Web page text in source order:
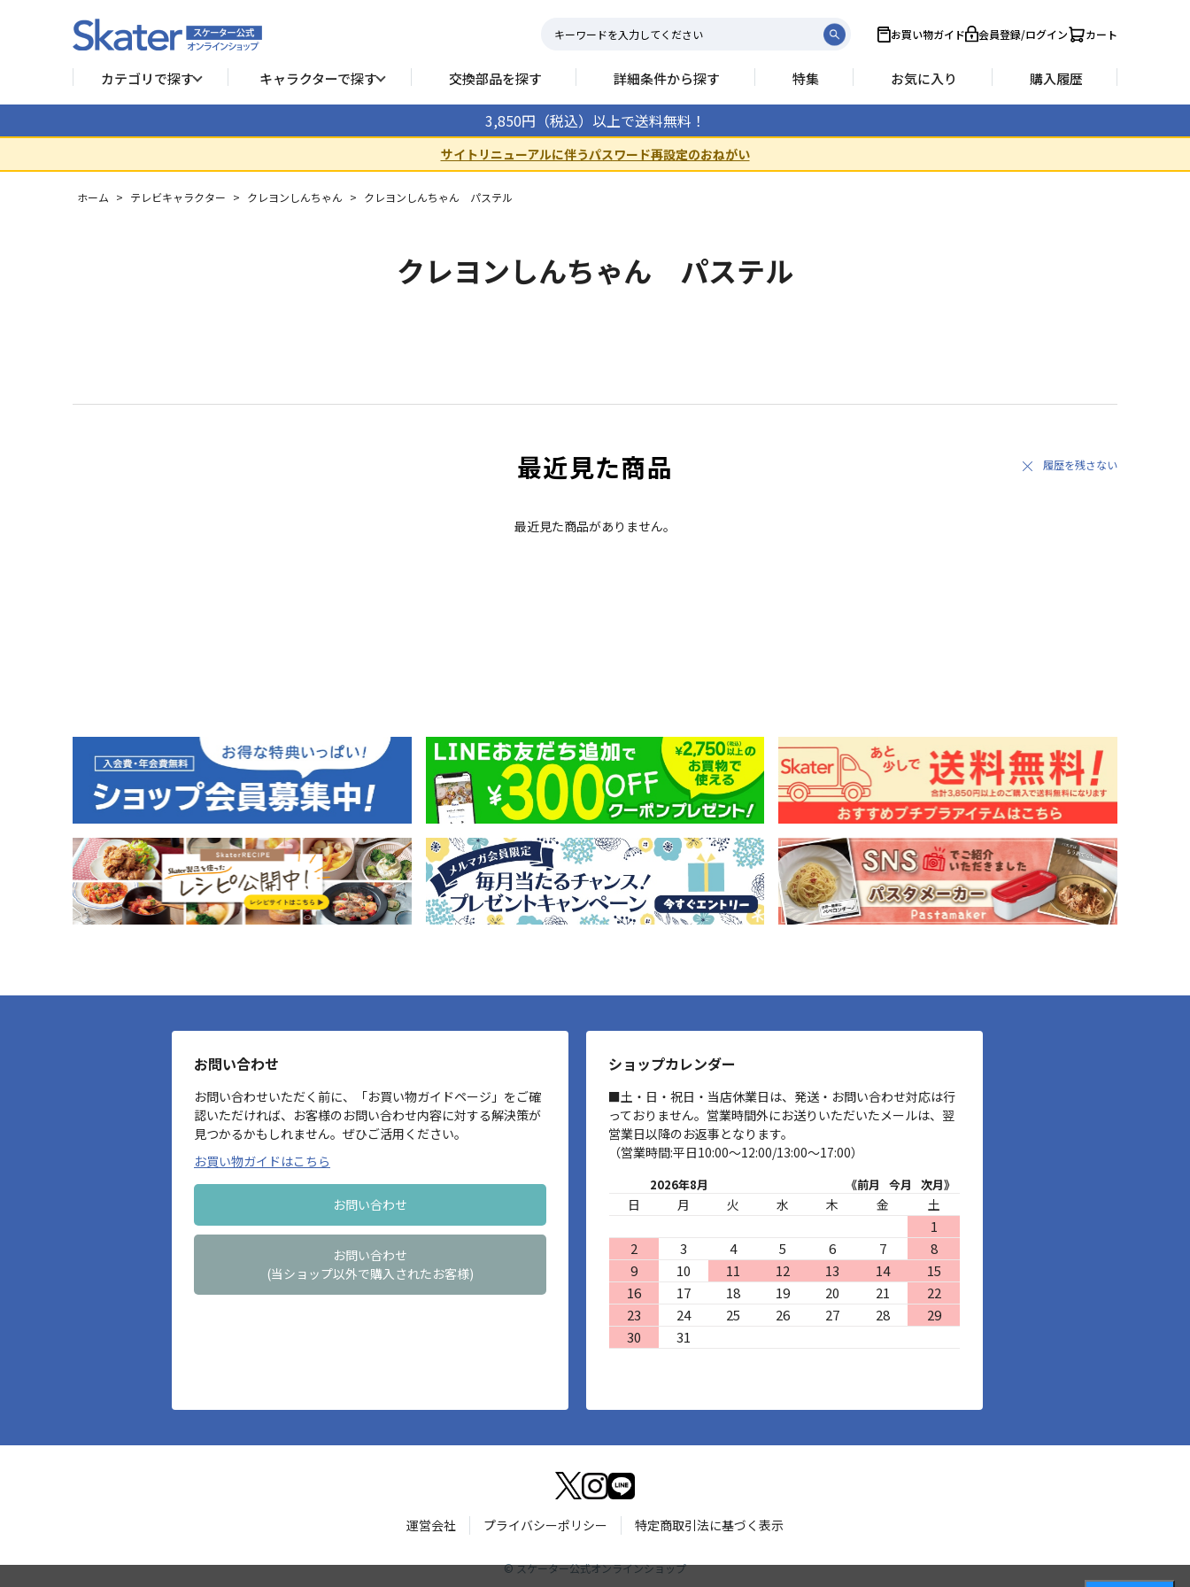
お買い物ガイド 会員登録/ログイン カート
カテゴリで探す キャラクターで探す 交換部品を探す 詳細条件から探す 特集 お気に入り 購入履歴
3,850円（税込）以上で送料無料！
サイトリニューアルに伴うパスワード再設定のおねがい
ホーム > テレビキャラクター > クレヨンしんちゃん > クレヨンしんちゃん パステル
クレヨンしんちゃん パステル
最近見た商品
最近見た商品がありません。
履歴を残さない
お問い合わせ
お問い合わせいただく前に、「お買い物ガイドページ」をご確
認いただければ、お客様のお問い合わせ内容に対する解決策が
見つかるかもしれません。ぜひご活用ください。
お買い物ガイドはこちら
お問い合わせ
お問い合わせ
(当ショップ以外で購入されたお客様)
ショップカレンダー
■土・日・祝日・当店休業日は、発送・お問い合わせ対応は行
っておりません。営業時間外にお送りいただいたメールは、翌
営業日以降のお返事となります。
（営業時間:平日10:00～12:00/13:00～17:00）
2026年8月 《前月 今月 次月》
日 月 火 水 木 金 土
1
2
3 4 5 6 7
8
9
10 11 12 13 14
15
16
17 18 19 20 21
22
23
24 25 26 27 28
29
30
31
運営会社 プライバシーポリシー 特定商取引法に基づく表示
©スケーター公式オンラインショップ